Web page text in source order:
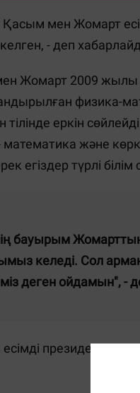
мен Жомарт
- деп
Жомарт 2009 жылы
физика-
еркін
математика және
егіздер түрлі
бауырым Жомарттың
келеді. Сол
деген ойдамын", -
есімді президент